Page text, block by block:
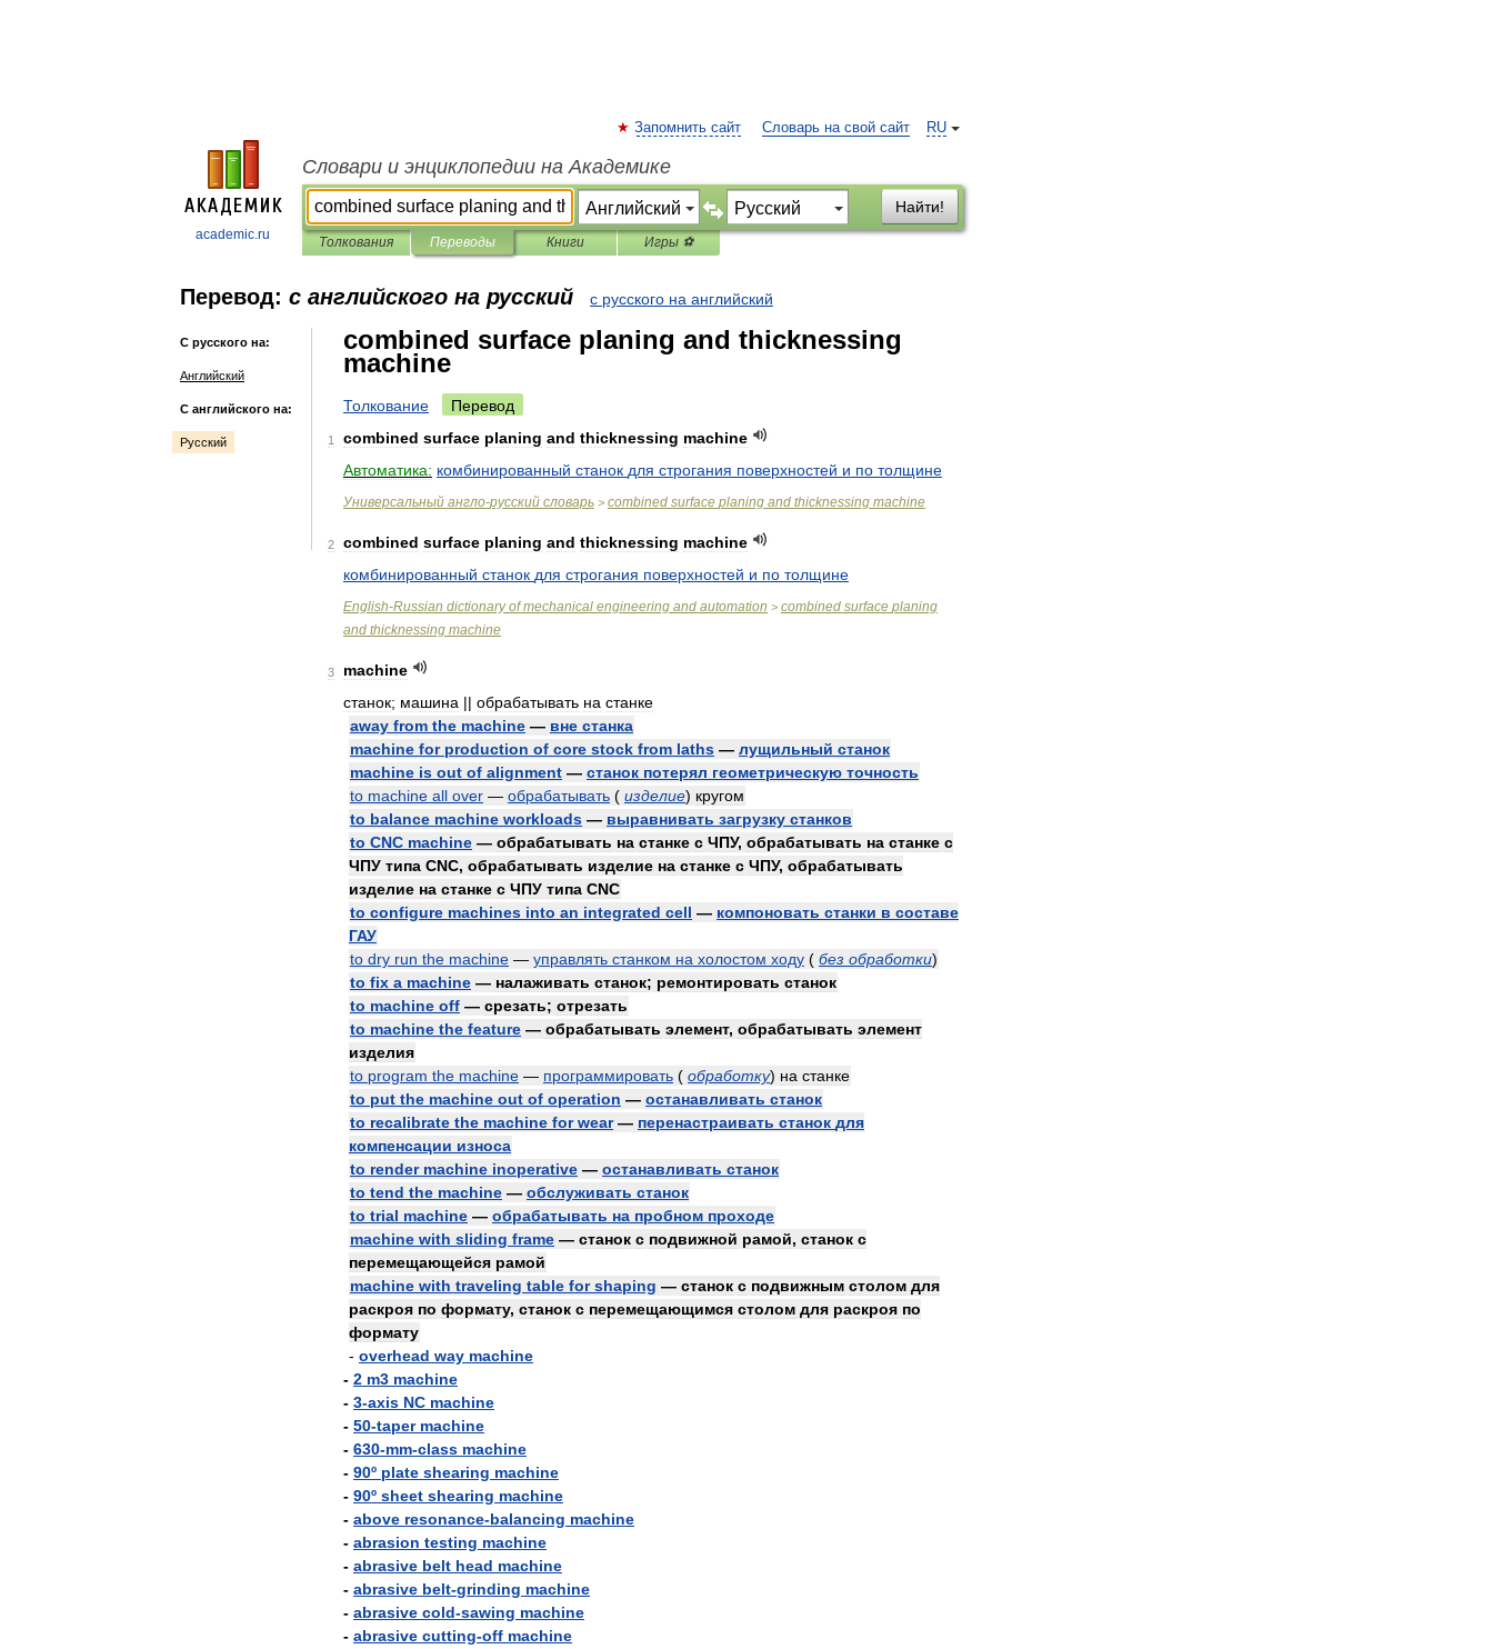
academic.ru
RU
Запомнить сайт Словарь на свой сайт
Словари и энциклопедии на Академике
Найти!
Толкования Переводы Книги Игры ⚽
Перевод: с английского на русский с русского на английский
С русского на:
Английский
С английского на:
Русский
combined surface planing and thicknessing
machine
Толкование Перевод
1 combined surface planing and thicknessing machine
Автоматика: комбинированный станок для строгания поверхностей и по толщине
Универсальный англо-русский словарь > combined surface planing and thicknessing machine
2 combined surface planing and thicknessing machine
комбинированный станок для строгания поверхностей и по толщине
English-Russian dictionary of mechanical engineering and automation > combined surface planing
and thicknessing machine
3
machine
станок; машина || обрабатывать на станке
away from the machine — вне станка
machine for production of core stock from laths — лущильный станок
machine is out of alignment — станок потерял геометрическую точность
to machine all over — обрабатывать ( изделие) кругом
to balance machine workloads — выравнивать загрузку станков
to CNC machine — обрабатывать на станке с ЧПУ, обрабатывать на станке с
ЧПУ типа CNC, обрабатывать изделие на станке с ЧПУ, обрабатывать
изделие на станке с ЧПУ типа CNC
to configure machines into an integrated cell — компоновать станки в составе
ГАУ
to dry run the machine — управлять станком на холостом ходу ( без обработки)
to fix a machine — налаживать станок; ремонтировать станок
to machine off — срезать; отрезать
to machine the feature — обрабатывать элемент, обрабатывать элемент
изделия
to program the machine — программировать ( обработку) на станке
to put the machine out of operation — останавливать станок
to recalibrate the machine for wear— перенастраивать станок для
компенсации износа
to render machine inoperative — останавливать станок
to tend the machine — обслуживать станок
to trial machine — обрабатывать на пробном проходе
machine with sliding frame — станок с подвижной рамой, станок с
перемещающейся рамой
machine with traveling table for shaping — станок с подвижным столом для
раскроя по формату, станок с перемещающимся столом для раскроя по
формату
- overhead way machine
- 2 m3 machine
- 3-axis NC machine
- 50-taper machine
- 630-mm-class machine
- 90º plate shearing machine
- 90º sheet shearing machine
- above resonance-balancing machine
- abrasion testing machine
- abrasive belt head machine
- abrasive belt-grinding machine
- abrasive cold-sawing machine
- abrasive cutting-off machine